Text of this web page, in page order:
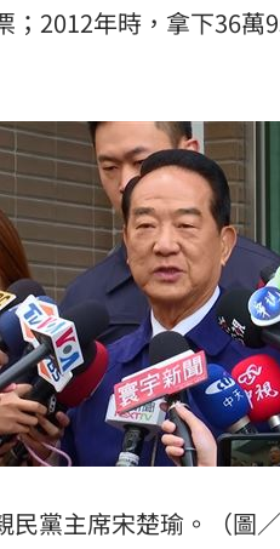
注意 13:00
聚 11:00
；2012年時，拿下36
黨主席宋楚瑜。（圖／